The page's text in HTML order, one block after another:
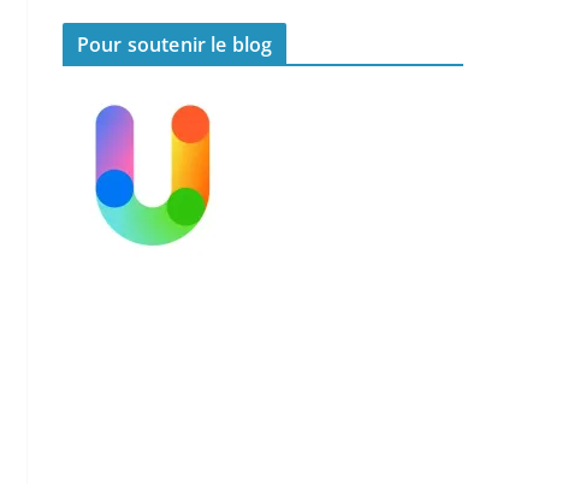
Pour soutenir le blog